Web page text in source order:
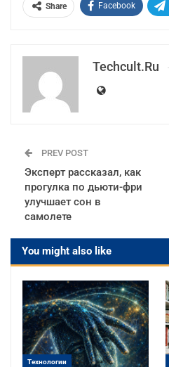
Share Facebook
Techcult.ru
PREV POST
Эксперт рассказал, как
прогулка по дьюти-фри
улучшает сон в
самолете
You might also like
Технологии